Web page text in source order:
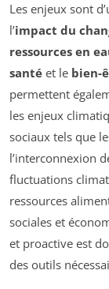
Les enjeux sont
l’impact du
ressources en
santé et le bien-
permettent
les enjeux
sociaux tels que
l’interconnexion
fluctuations
ressources
sociales et
et proactive est
des outils